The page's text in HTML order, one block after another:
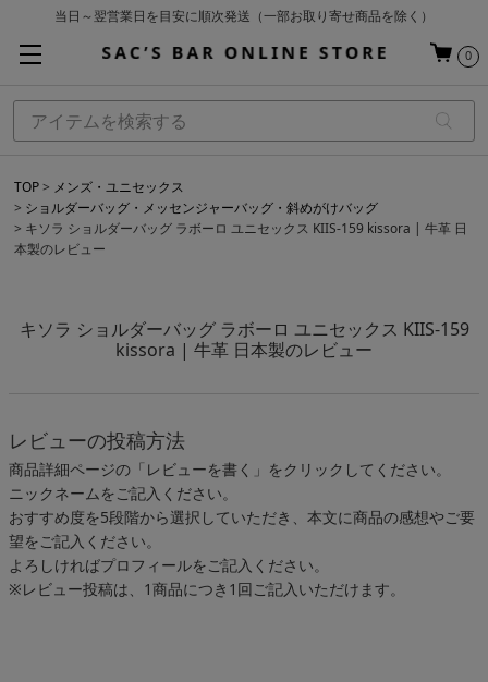
当日～翌営業日を目安に順次発送（一部お取り寄せ商品を除く）
基本配送料 ¥550(沖縄・離島を除く)
0
TOP
メンズ・ユニセックス
ショルダーバッグ・メッセンジャーバッグ・斜めがけバッグ
キソラ ショルダーバッグ ラボーロ ユニセックス KIIS-159 kissora | 牛革 日
本製のレビュー
キソラ ショルダーバッグ ラボーロ ユニセックス KIIS-159
kissora | 牛革 日本製のレビュー
レビューの投稿方法
商品詳細ページの「レビューを書く」をクリックしてください。
ニックネームをご記入ください。
おすすめ度を5段階から選択していただき、本文に商品の感想やご要
望をご記入ください。
よろしければプロフィールをご記入ください。
※レビュー投稿は、1商品につき1回ご記入いただけます。